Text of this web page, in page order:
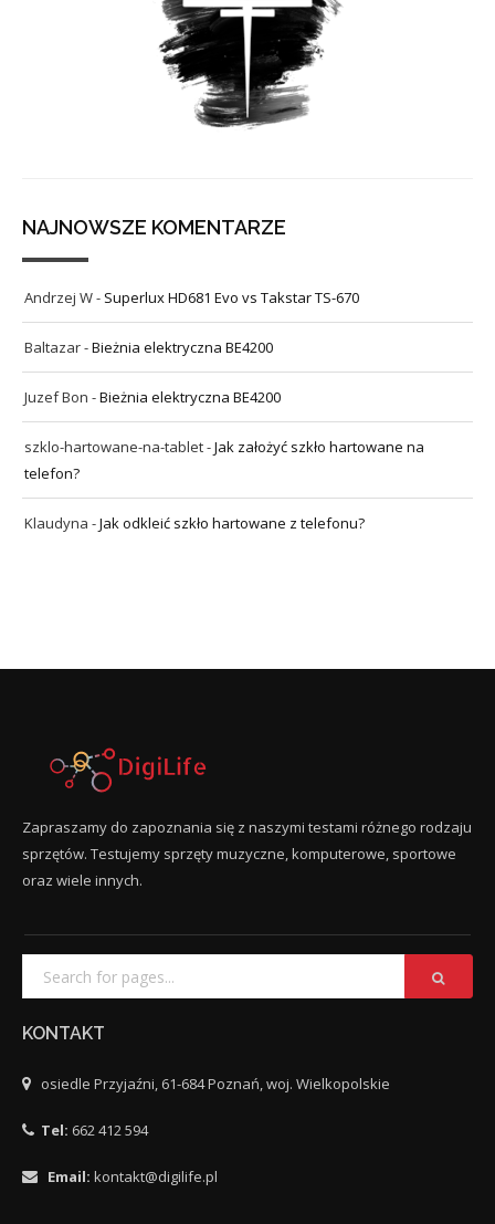
NAJNOWSZE KOMENTARZE
Andrzej W- Superlux HD681 Evo vs Takstar TS-670
Baltazar-Bieżnia elektryczna BE4200
Juzef Bon -Bieżnia elektryczna BE4200
szklo-hartowane-na-tablet-Jak założyć szkło hartowane na
telefon?
Klaudyna -Jak odkleić szkło hartowane z telefonu?
Zapraszamy do zapoznania się z naszymi testami różnego rodzaju
sprzętów. Testujemy sprzęty muzyczne, komputerowe, sportowe
oraz wiele innych.
KONTAKT
osiedle Przyjaźni, 61-684 Poznań, woj. Wielkopolskie
Tel: 662 412 594
Email: kontakt@digilife.pl